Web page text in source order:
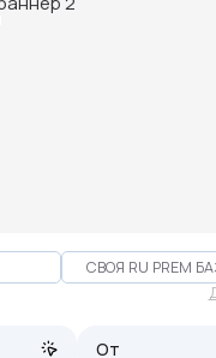
От